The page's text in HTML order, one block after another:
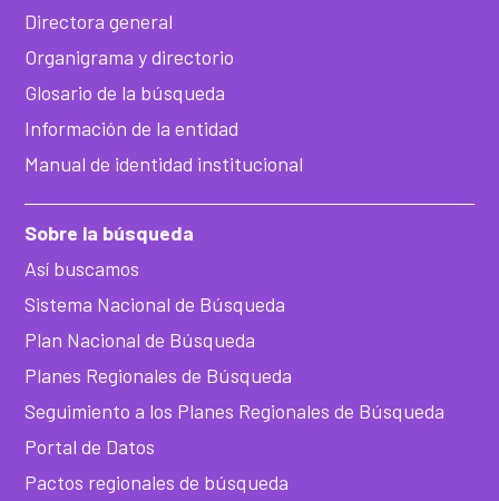
Directora general
Organigrama y directorio
Glosario de la búsqueda
Información de la entidad
Manual de identidad institucional
Sobre la búsqueda
Así buscamos
Sistema Nacional de Búsqueda
Plan Nacional de Búsqueda
Planes Regionales de Búsqueda
Seguimiento a los Planes Regionales de Búsqueda
Portal de Datos
Pactos regionales de búsqueda